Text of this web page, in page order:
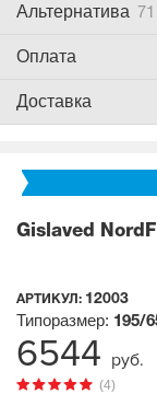
Альтернатива 71
Оплата
Доставка
Gislaved
АРТИКУЛ: 12003
(4)
Типоразмер: 195/
6544 руб.